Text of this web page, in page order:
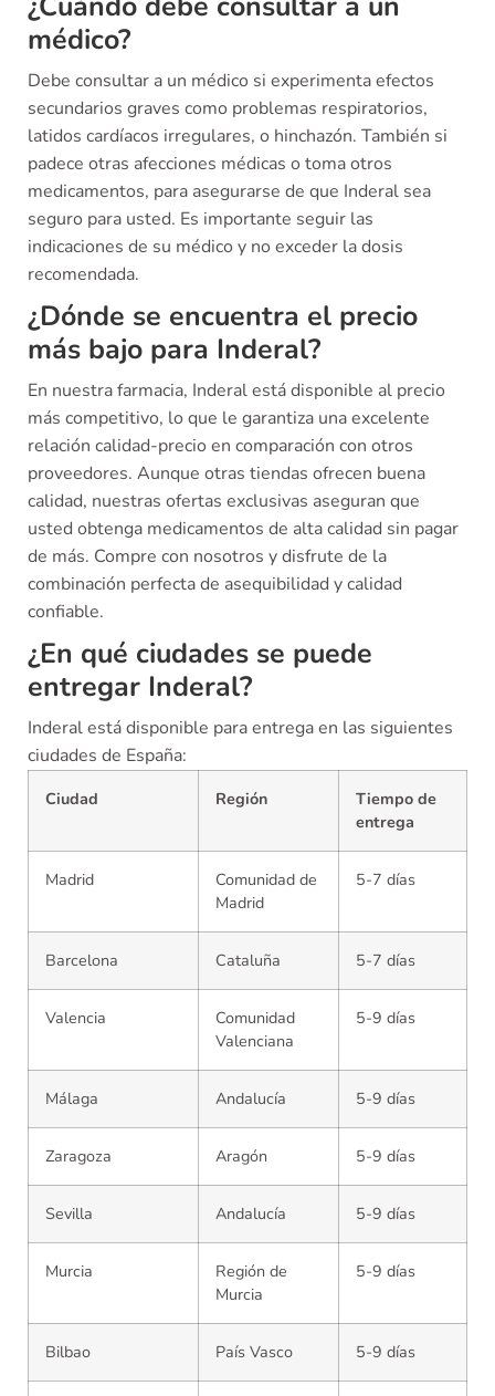
médico?
Debe consultar a un médico si experimenta efectos
secundarios graves como problemas respiratorios,
latidos cardíacos irregulares, o hinchazón. También si
padece otras afecciones médicas o toma otros
medicamentos, para asegurarse de que Inderal sea
seguro para usted. Es importante seguir las
indicaciones de su médico y no exceder la dosis
recomendada.
¿Dónde se encuentra el precio
más bajo para Inderal?
En nuestra farmacia, Inderal está disponible al precio
más competitivo, lo que le garantiza una excelente
relación calidad-precio en comparación con otros
proveedores. Aunque otras tiendas ofrecen buena
calidad, nuestras ofertas exclusivas aseguran que
usted obtenga medicamentos de alta calidad sin pagar
de más. Compre con nosotros y disfrute de la
combinación perfecta de asequibilidad y calidad
confiable.
¿En qué ciudades se puede
entregar Inderal?
Inderal está disponible para entrega en las siguientes
ciudades de España:
Ciudad Región
Tiempo de
entrega
Madrid
Comunidad de
Madrid
5-7 días
Barcelona Cataluña 5-7 días
Valencia
Comunidad
Valenciana
5-9 días
Málaga Andalucía 5-9 días
Zaragoza Aragón 5-9 días
Sevilla Andalucía 5-9 días
Murcia
Región de
Murcia
5-9 días
Bilbao País Vasco 5-9 días